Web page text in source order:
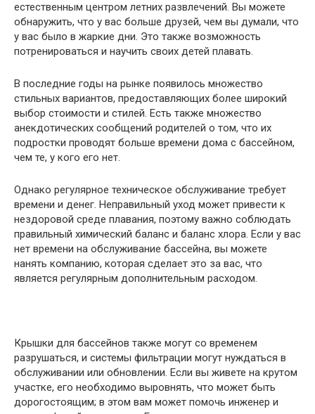
естественным центром летних развлечений. Вы можете
обнаружить, что у вас больше друзей, чем вы думали, что
у вас было в жаркие дни. Это также возможность
потренироваться и научить своих детей плавать.
В последние годы на рынке появилось множество
стильных вариантов, предоставляющих более широкий
выбор стоимости и стилей. Есть также множество
анекдотических сообщений родителей о том, что их
подростки проводят больше времени дома с бассейном,
чем те, у кого его нет.
Однако регулярное техническое обслуживание требует
времени и денег. Неправильный уход может привести к
нездоровой среде плавания, поэтому важно соблюдать
правильный химический баланс и баланс хлора. Если у вас
нет времени на обслуживание бассейна, вы можете
нанять компанию, которая сделает это за вас, что
является регулярным дополнительным расходом.
Крышки для бассейнов также могут со временем
разрушаться, и системы фильтрации могут нуждаться в
обслуживании или обновлении. Если вы живете на крутом
участке, его необходимо выровнять, что может быть
дорогостоящим; в этом вам может помочь инженер и